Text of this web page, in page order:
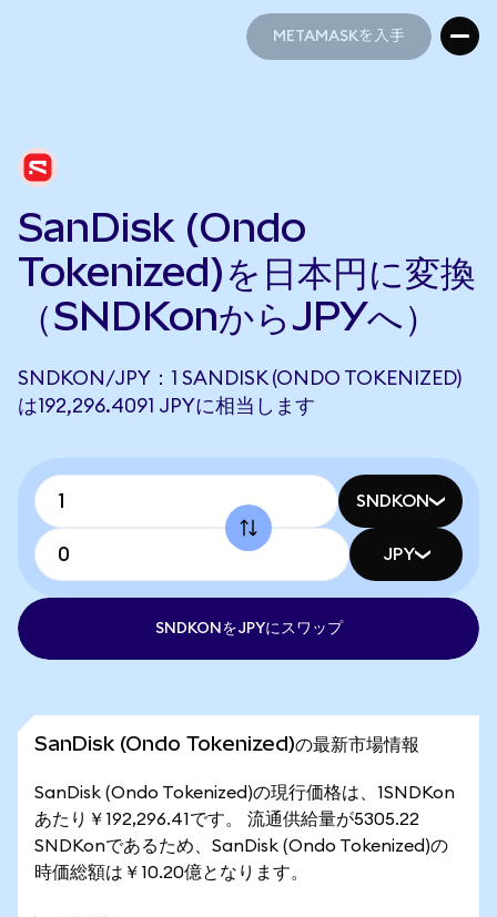
METAMASKを入手
SanDisk (Ondo
Tokenized)を日本円に変換
（SNDKonからJPYへ）
SNDKON/JPY：1 SANDISK (ONDO TOKENIZED)
は192,296.4091 JPYに相当します
SNDKON
JPY
SNDKONをJPYにスワップ
SanDisk (Ondo Tokenized)の最新市場情報
SanDisk (Ondo Tokenized)の現行価格は、1SNDKon
あたり￥192,296.41です。 流通供給量が5305.22
SNDKonであるため、SanDisk (Ondo Tokenized)の
時価総額は￥10.20億となります。